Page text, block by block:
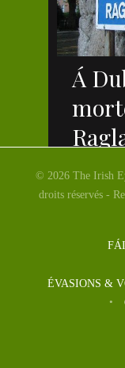
Á Dublin, les feuilles
© 2026 The Irish
droits réservés -
ÉVASIONS &